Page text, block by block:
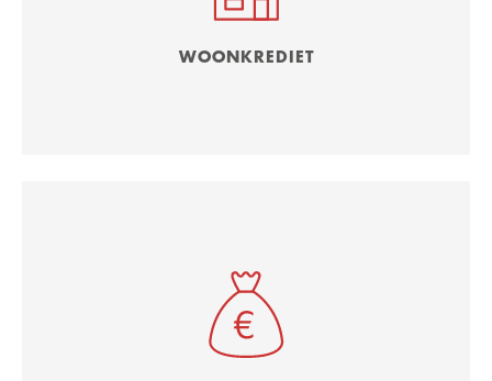
WOONKREDIET